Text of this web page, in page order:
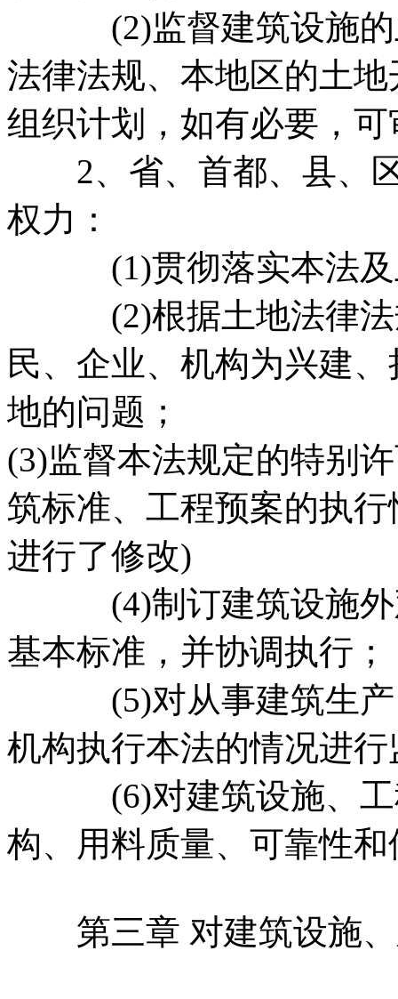
(2)监督建筑设施的土
法律法规、本地区的土
组织计划，如有必要，
2、省、首都、县、区
权力：
(1)贯彻落实本法及
(2)根据土地法律法
民、企业、机构为兴建
地的问题；
(3)监督本法规定的特别
筑标准、工程预案的执
进行了修改)
(4)制订建筑设施外观
基本标准，并协调执行；
(5)对从事建筑生产、
机构执行本法的情况进行
(6)对建筑设施、工
构、用料质量、可靠性
第三章 对建筑设施、